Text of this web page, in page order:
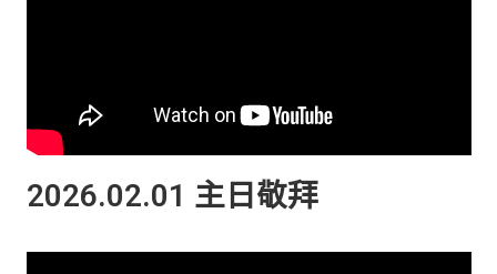
2026.02.01 主日敬拜​